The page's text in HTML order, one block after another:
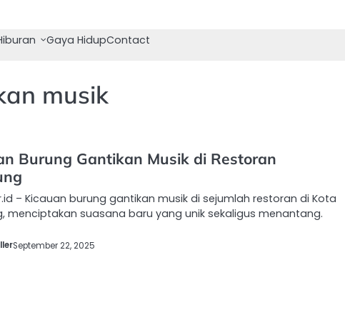
Gaya HidupContact
musik
Burung Gantikan Musik di Restoran
– Kicauan burung gantikan musik di sejumlah restoran di Kota
menciptakan suasana baru yang unik sekaligus menantang.
September 22, 2025